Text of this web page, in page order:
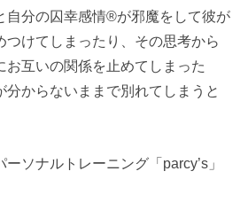
自分の囚幸感情®が邪魔をして彼が
つけてしまったり、その思考から
お互いの関係を止めてしまった
分からないままで別れてしまうと
ソナルトレーニング「parcy’s」